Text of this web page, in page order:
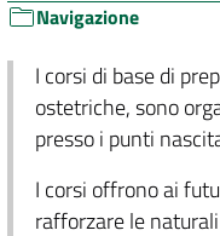
Navigazione
I corsi di base di
ostetriche, sono
presso i punti
I corsi offrono ai
rafforzare le